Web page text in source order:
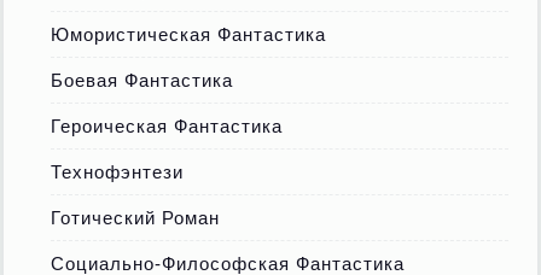
Юмористическая Фантастика
Боевая Фантастика
Героическая Фантастика
Технофэнтези
Готический Роман
Социально-Философская Фантастика